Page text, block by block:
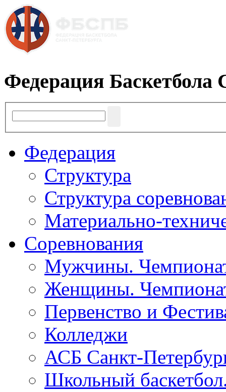
Федерация Баскетбола
Федерация
Структура
Структура
Материально-
Соревнования
Мужчины.
Женщины.
Первенство и
Колледжи
АСБ Санкт-
Школьный